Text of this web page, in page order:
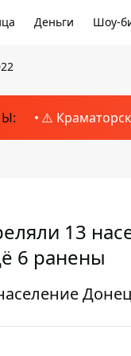
Деньги Шоу-
⚠️
13
6 ранены